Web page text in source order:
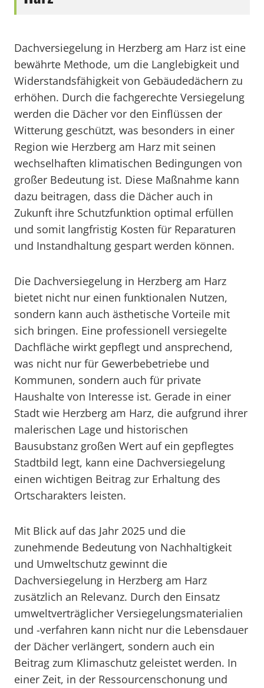
Dachversiegelung in Herzberg am Harz ist eine
bewährte Methode, um die Langlebigkeit und
Widerstandsfähigkeit von Gebäudedächern zu
erhöhen. Durch die fachgerechte Versiegelung
werden die Dächer vor den Einflüssen der
Witterung geschützt, was besonders in einer
Region wie Herzberg am Harz mit seinen
wechselhaften klimatischen Bedingungen von
großer Bedeutung ist. Diese Maßnahme kann
dazu beitragen, dass die Dächer auch in
Zukunft ihre Schutzfunktion optimal erfüllen
und somit langfristig Kosten für Reparaturen
und Instandhaltung gespart werden können.
Die Dachversiegelung in Herzberg am Harz
bietet nicht nur einen funktionalen Nutzen,
sondern kann auch ästhetische Vorteile mit
sich bringen. Eine professionell versiegelte
Dachfläche wirkt gepflegt und ansprechend,
was nicht nur für Gewerbebetriebe und
Kommunen, sondern auch für private
Haushalte von Interesse ist. Gerade in einer
Stadt wie Herzberg am Harz, die aufgrund ihrer
malerischen Lage und historischen
Bausubstanz großen Wert auf ein gepflegtes
Stadtbild legt, kann eine Dachversiegelung
einen wichtigen Beitrag zur Erhaltung des
Ortscharakters leisten.
Mit Blick auf das Jahr 2025 und die
zunehmende Bedeutung von Nachhaltigkeit
und Umweltschutz gewinnt die
Dachversiegelung in Herzberg am Harz
zusätzlich an Relevanz. Durch den Einsatz
umweltverträglicher Versiegelungsmaterialien
und -verfahren kann nicht nur die Lebensdauer
der Dächer verlängert, sondern auch ein
Beitrag zum Klimaschutz geleistet werden. In
einer Zeit, in der Ressourcenschonung und